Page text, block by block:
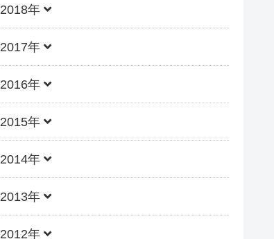
2018年
2017年
2016年
2015年
2014年
2013年
2012年